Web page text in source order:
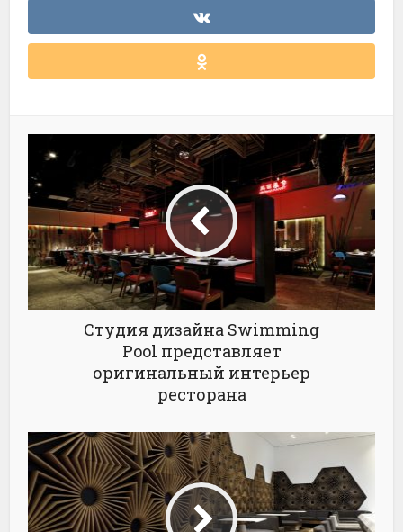
Студия дизайна Swimming
Pool представляет
оригинальный интерьер
ресторана